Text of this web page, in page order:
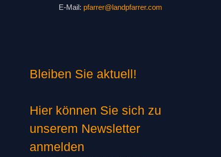
E-Mail: pfarrer@landpfarrer.com
Bleiben Sie aktuell!
Hier können Sie sich zu
unserem Newsletter
anmelden